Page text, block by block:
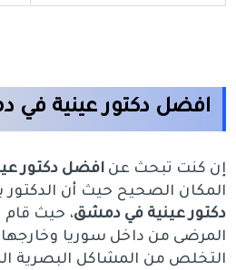
افضل دكتور عينية في
إن كنت تبحث عنافضل دكتور
المكان الصحيح حيث أن
دكتور عينية في دمشق، حيث قام
المرضى من داخل سوريا
التخلص من المشاكل البصرية